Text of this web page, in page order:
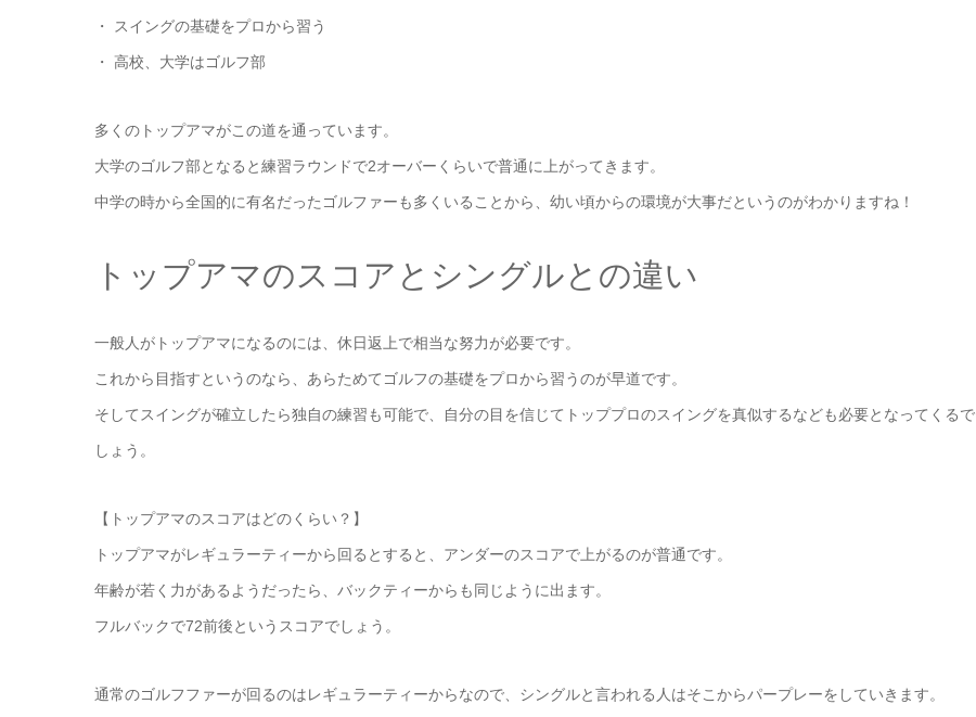
・ スイングの基礎をプロから習う
・ 高校、大学はゴルフ部
多くのトップアマがこの道を通っています。
大学のゴルフ部となると練習ラウンドで2オーバーくらいで普通に上がってきます。
中学の時から全国的に有名だったゴルファーも多くいることから、幼い頃からの環境が大事だというのがわかりますね！
トップアマのスコアとシングルとの違い
一般人がトップアマになるのには、休日返上で相当な努力が必要です。
これから目指すというのなら、あらためてゴルフの基礎をプロから習うのが早道です。
そしてスイングが確立したら独自の練習も可能で、自分の目を信じてトッププロのスイングを真似するなども必要となってくるで
しょう。
【トップアマのスコアはどのくらい？】
トップアマがレギュラーティーから回るとすると、アンダーのスコアで上がるのが普通です。
年齢が若く力があるようだったら、バックティーからも同じように出ます。
フルバックで72前後というスコアでしょう。
通常のゴルフファーが回るのはレギュラーティーからなので、シングルと言われる人はそこからパープレーをしていきます。